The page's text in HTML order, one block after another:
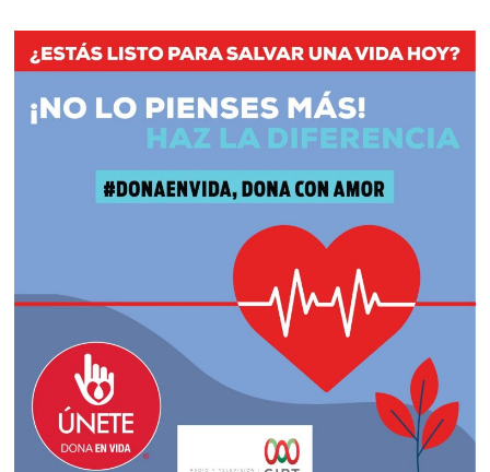
Anda,
presidente
grupo
Radiorama,
galardonado
la
Comunicación